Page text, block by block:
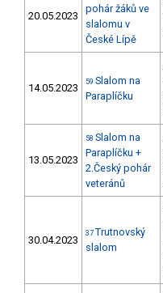
20.05.2023
pohár žáků ve
slalomu v
České Lípě
14.05.2023 59 Slalom na
Paraplíčku
13.05.2023
58 Slalom na
Paraplíčku +
2.Český pohár
veteránů
30.04.2023
37 Trutnovský
slalom